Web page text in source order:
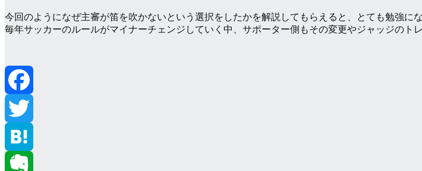
今回のようになぜ主審が笛を吹かないという選択をしたかを解説してもらえると、とても勉強にな
毎年サッカーのルールがマイナーチェンジしていく中、サポーター側もその変更やジャッジのト
Facebook
Twitter
Hatena